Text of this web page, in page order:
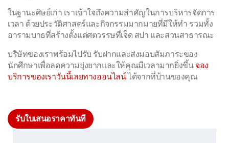
ในฐานะศิษย์เก่า เราเข้าใจถึงความสำคัญในการบริหารจัดการ
เวลา ด้วยประวัติศาสตร์และกิจกรรมมากมายที่มีให้ทำ รวมทั้ง
อารามบาธที่สร้างตั้งแต่ศตวรรษที่เจ็ด สปา และสวนสาธารณะ
บริษัทของเราพร้อมไปรับ รับฝากและส่งมอบสัมภาระของ
นักศึกษาเพื่อลดความยุ่งยากและให้คุณมีเวลามากยิ่งขึ้นจอง
บริการของเราวันนี้เลยทางออนไลน์ได้จากที่บ้านของคุณ
รับใบเสนอราคาทันที